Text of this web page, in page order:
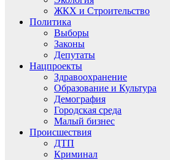
ЖКХ и Строительство
Политика
Выборы
Законы
Депутаты
Нацпроекты
Здравоохранение
Образование и Культура
Демография
Городская среда
Малый бизнес
Происшествия
ДТП
Криминал